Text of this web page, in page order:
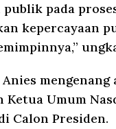
publik pada
kepercayaan
Anies
Umum
Calon Presiden.